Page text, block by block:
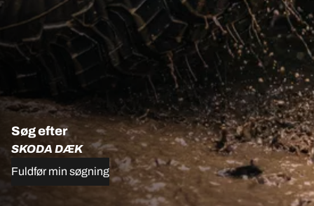
Søg efter
SKODA DÆK
Fuldfør min søgning